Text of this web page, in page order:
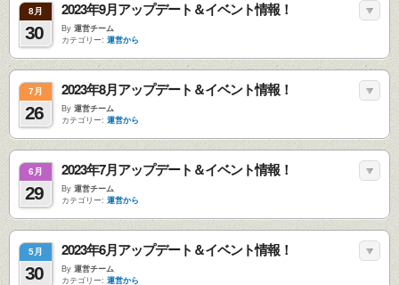
8月
30
2023年9月アップデート＆イベント情報！
By 運営チーム
カテゴリー: 運営から
7月
26
2023年8月アップデート＆イベント情報！
By 運営チーム
カテゴリー: 運営から
6月
29
2023年7月アップデート＆イベント情報！
By 運営チーム
カテゴリー: 運営から
5月
30
2023年6月アップデート＆イベント情報！
By 運営チーム
カテゴリー: 運営から